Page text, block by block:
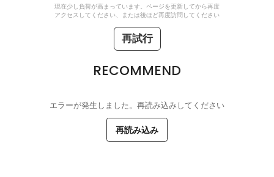
現在少し負荷が高まっています。ページを更新してから再度
アクセスしてください、または後ほど再度訪問してください
再試行
RECOMMEND
エラーが発生しました。再読み込みしてください
再読み込み